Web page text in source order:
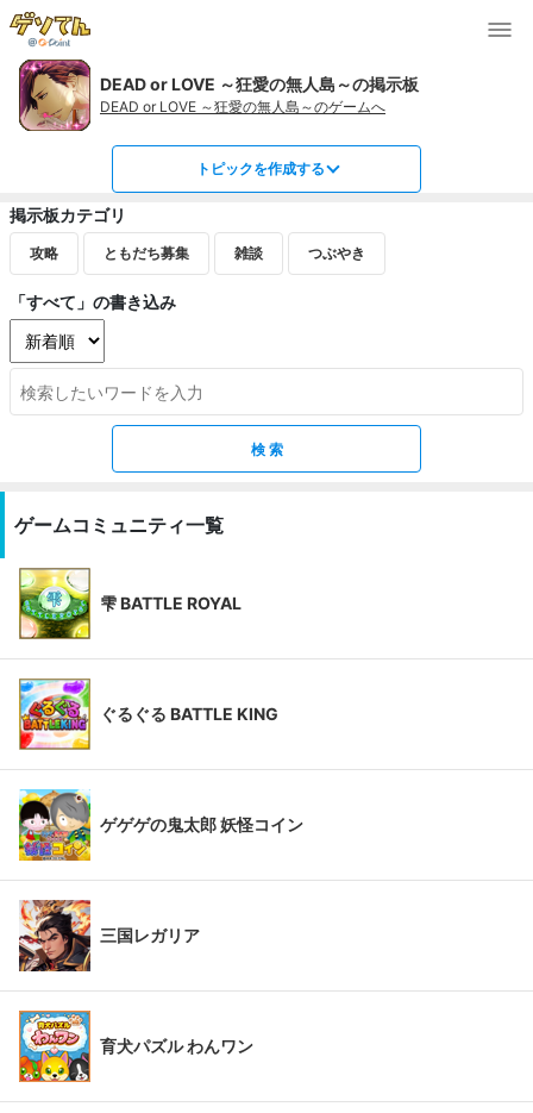
DEAD or LOVE ～狂愛の無人島～の掲示板
DEAD or LOVE ～狂愛の無人島～のゲームへ
トピックを作成する
掲示板カテゴリ
攻略 ともだち募集 雑談 つぶやき
「すべて」の書き込み
ゲームコミュニティ一覧
雫 BATTLE ROYAL
ぐるぐる BATTLE KING
ゲゲゲの鬼太郎 妖怪コイン
三国レガリア
育犬パズル わんワン